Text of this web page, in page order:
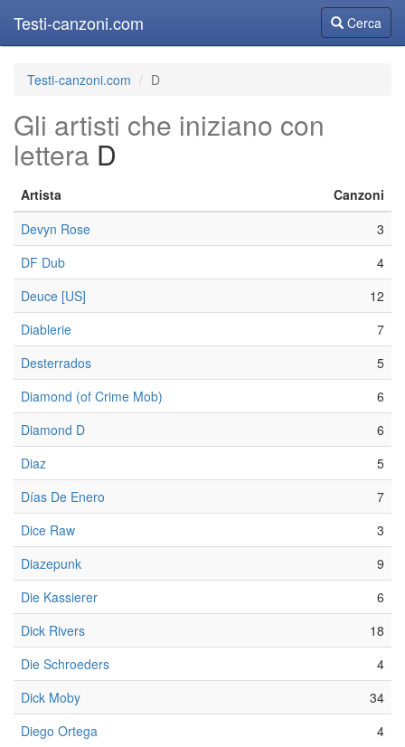
CercaCerca
Testi-canzoni.com
Testi-canzoni.com D
Gli artisti che iniziano con
lettera D
Artista
Canzoni
Devyn Rose
3
DF Dub
4
Deuce [US]
12
Diablerie
7
Desterrados
5
Diamond (of Crime Mob)
6
Diamond D
6
Diaz
5
Días De Enero
7
Dice Raw
3
Diazepunk
9
Die Kassierer
6
Dick Rivers
18
Die Schroeders
4
Dick Moby
34
Diego Ortega
4